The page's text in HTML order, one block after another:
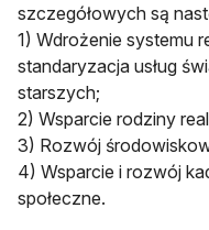
szczegółowych są
1) Wdrożenie systemu
standaryzacja usług
starszych;
2) Wsparcie rodziny
3) Rozwój
4) Wsparcie i rozwój
społeczne.